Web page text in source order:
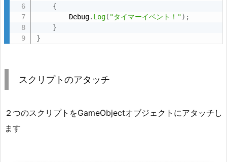
追
し
い
{
        Debug
. Log( "タイマーイベント！") ;
}
}
スクリプトのアタッチ
２つのスクリプトをGameObjectオブジェクトにアタッチし
ます